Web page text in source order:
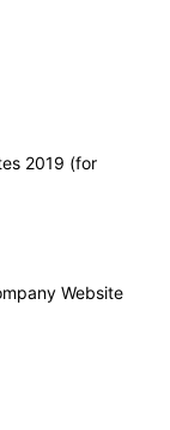
2019 (for
Website